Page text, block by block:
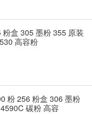
粉盒 305 墨粉 355 原装
高容粉
粉 256 粉盒 306 墨粉
碳粉 高容